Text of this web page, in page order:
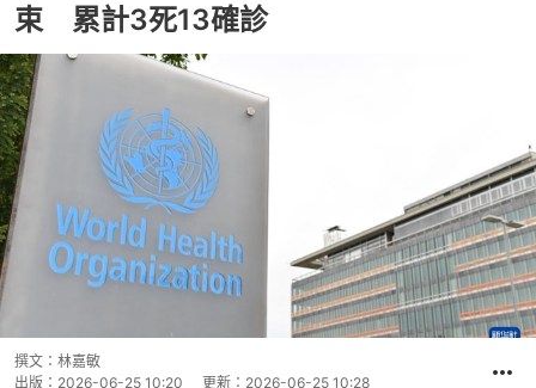
束 累計3死13確診
撰文： 林嘉敏
出版： 2026-06-25 10:20 更新： 2026-06-25 10:28